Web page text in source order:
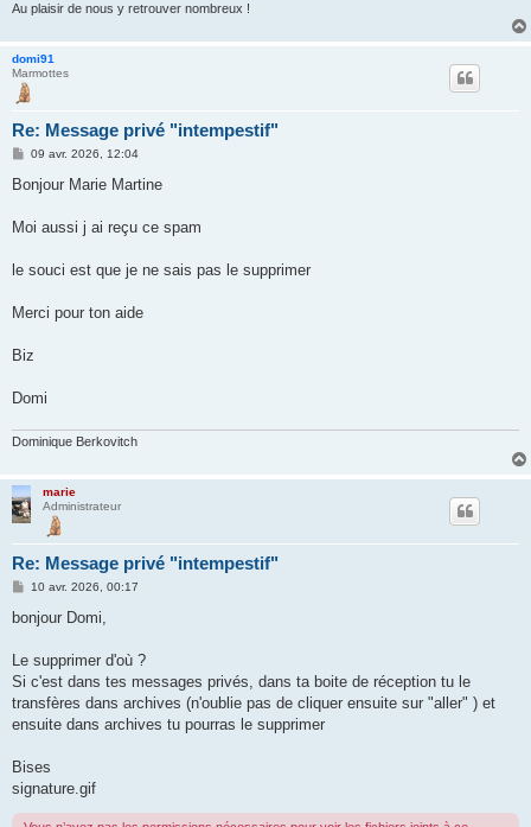
Au plaisir de nous y retrouver nombreux !
domi91
Marmottes
Re: Message privé "intempestif"
M
s
g
09 avr. 2026, 12:04
Bonjour Marie Martine
Moi aussi j ai reçu ce spam
le souci est que je ne sais pas le supprimer
Merci pour ton aide
Biz
Domi
Dominique Berkovitch
marie
Administrateur
Re: Message privé "intempestif"
M
s
g
10 avr. 2026, 00:17
bonjour Domi,
Le supprimer d'où ?
Si c'est dans tes messages privés, dans ta boite de réception tu le
transfères dans archives (n'oublie pas de cliquer ensuite sur "aller" ) et
ensuite dans archives tu pourras le supprimer
Bises
signature.gif